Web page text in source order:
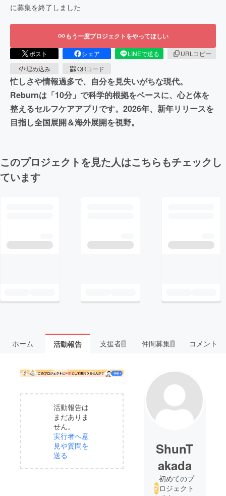
に募集を終了しました
もう一度プロジェクトをやってほしい
ポスト シェア LINEで送る
URLコピー
埋め込み
QRコード
忙しさや情報過多で、自分を見失いがちな現代。
Reburnは「10分」で科学的根拠をベースに、心と体を
整えるセルフケアアプリです。2026年、新年リリースを
目指し全国展開＆海外展開を視野。
このプロジェクトを見た人はこちらもチェックし
ています
ホーム 活動報告 支援者3 仲間募集 1 コメント
活動報告は
まだありま
せん。
実行者へ意
見や質問を
送る
ShunT
akada
初めてのプ
ロジェクト